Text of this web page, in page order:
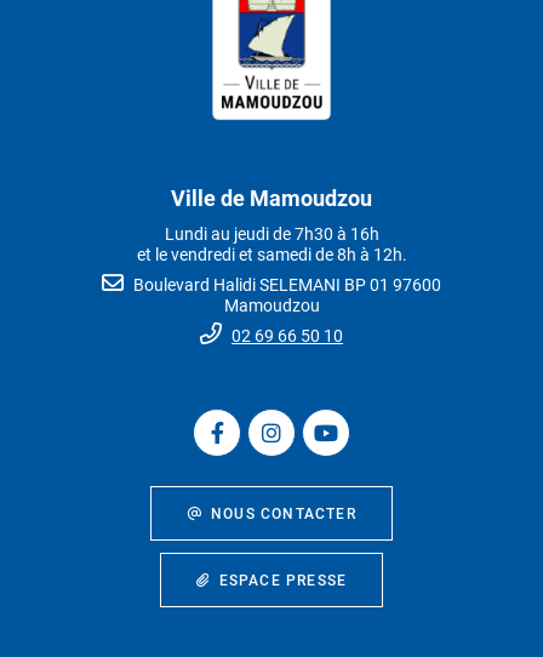
Ville de Mamoudzou
Lundi au jeudi de 7h30 à 16h
et le vendredi et samedi de 8h à 12h.
Boulevard Halidi SELEMANI BP 01 97600
Mamoudzou
02 69 66 50 10
NOUS CONTACTER
ESPACE PRESSE